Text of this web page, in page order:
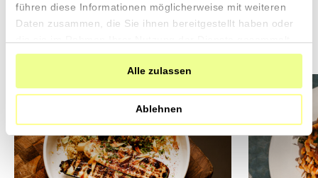
führen diese Informationen möglicherweise mit weiteren
Daten zusammen, die Sie ihnen bereitgestellt haben oder
haben.
Alle zulassen
Ablehnen
Saisonale Inspirationen